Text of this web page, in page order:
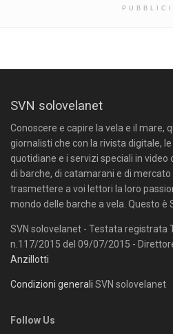
SVN solovelanet
Conoscere e capire la vela e il mare,
giornalisti che con la rivista digitale,
quotidiane e i servizi speciali in
di barche, di catamarani e di
trasmettere a voi lettori la loro
mondo delle barche a vela. Questo è
SVN solovelanet - Testata registrata
n.117/2015 del 09/07/2015 -
Anzillotti
Condizioni generali SVN solovelanet
Follow Us